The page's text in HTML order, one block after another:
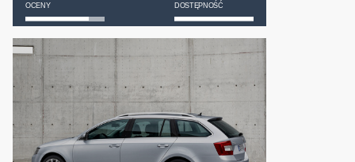
OCENY DOSTĘPNOŚĆ